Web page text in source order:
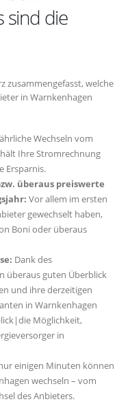
sind die
zusammengefasst, welche
in Warnkenhagen
Wechseln vom
Ihre Stromrechnung
Ersparnis.
überaus preiswerte
Vor allem im ersten
gewechselt haben,
Boni oder überaus
Dank des
überaus guten Überblick
und ihre derzeitigen
in Warnkenhagen
Möglichkeit,
in
einigen Minuten können
wechseln – vom
des Anbieters.